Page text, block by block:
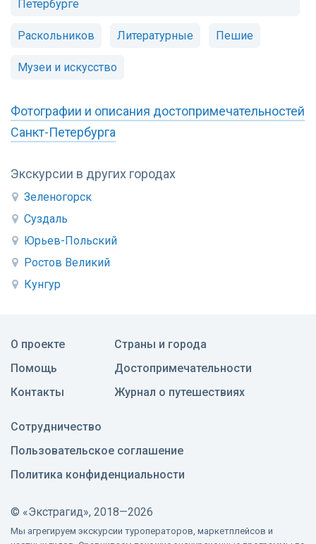
Экскурсии в других городах
Зеленогорск
Суздаль
Юрьев-Польский
Ростов Великий
Кунгур
Петербурге
Раскольников Литературные Пешие
Музеи и искусство
Фотографии и описания достопримечательностей
Санкт-Петербурга
О проекте
Помощь
Контакты
Страны и города
Достопримечательности
Журнал о путешествиях
Сотрудничество
Пользовательское соглашение
Политика конфиденциальности
© «Экстрагид», 2018—2026
Мы агрегируем экскурсии туроператоров, маркетплейсов и